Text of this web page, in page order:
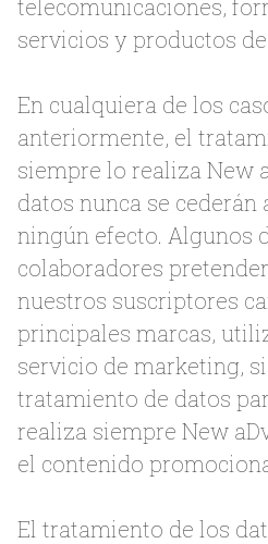
telecomunicaciones,
servicios y productos
En cualquiera de los
anteriormente, el
siempre lo realiza New
datos nunca se cederán
ningún efecto. Algunos
colaboradores
nuestros suscriptores
principales marcas,
servicio de marketing,
tratamiento de datos
realiza siempre New
el contenido
El tratamiento de los